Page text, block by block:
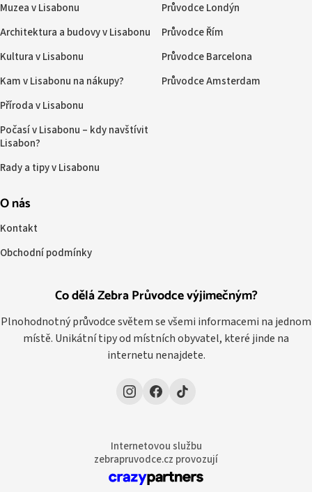
Co dělá Zebra Průvodce výjimečným?
Plnohodnotný průvodce světem se všemi informacemi na jednom
místě. Unikátní tipy od místních obyvatel, které jinde na
internetu nenajdete.
Muzea v Lisabonu
Architektura a budovy v Lisabonu
Kultura v Lisabonu
Kam v Lisabonu na nákupy?
Příroda v Lisabonu
Počasí v Lisabonu – kdy navštívit
Lisabon?
Rady a tipy v Lisabonu
Průvodce Londýn
Průvodce Řím
Průvodce Barcelona
Průvodce Amsterdam
O nás
Kontakt
Obchodní podmínky
Internetovou službu
zebrapruvodce.cz provozují